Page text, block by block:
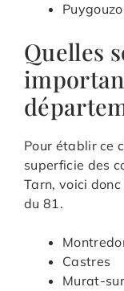
Quelles
Pour établir ce
superficie des
Tarn, voici
du 81.
Castres
Murat-